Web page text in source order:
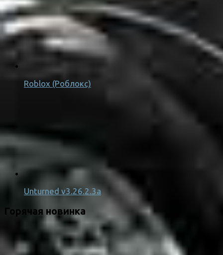
Roblox (Роблокс)
Unturned v3.26.2.3a
Горячая новинка